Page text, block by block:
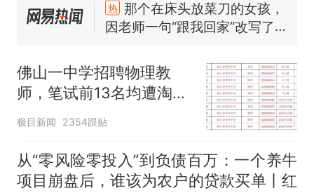
热
那个在床头放菜刀的女孩，
因老师一句“跟我回家”改写了
么？
费大厨“全国小炒肉大王”称
号，仅凭视频评出？中国烹饪
协会回应
男子上山采菌偶然发现鸡枞菌
140多朵
美国渔民钓获鲨鱼徒手将其拽
回大海 目击者直呼震惊 （视频
佛山一中学招聘物理教
师，笔试前13名均遭淘
汰？教育局：已叫停招
极目新闻 2354跟贴
从“零风险零投入”到负债百万：一个养牛
项目崩盘后，谁该为农户的贷款买单丨红